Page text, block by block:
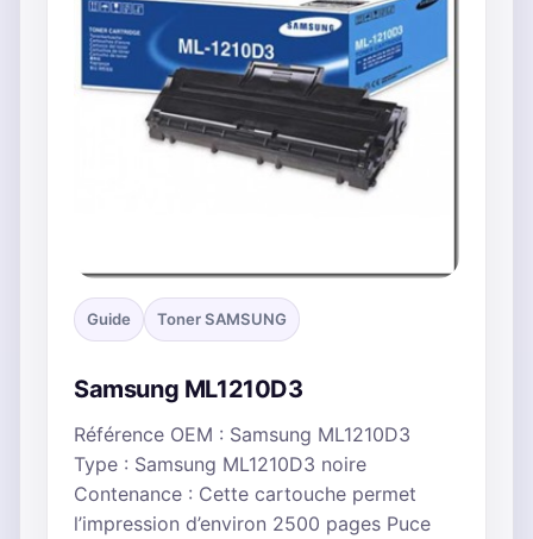
Guide Toner SAMSUNG
Samsung ML1210D3
Référence OEM : Samsung ML1210D3
Type : Samsung ML1210D3 noire
Contenance : Cette cartouche permet
l’impression d’environ 2500 pages Puce